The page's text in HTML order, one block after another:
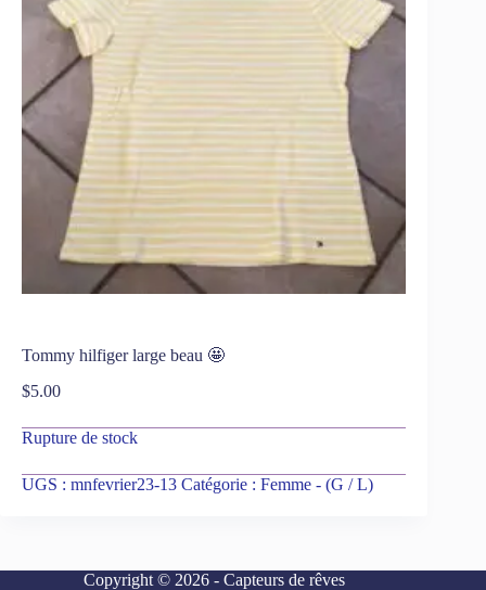
Tommy hilfiger large beau 🤩
$5.00
Rupture de stock
UGS : mnfevrier23-13 Catégorie : Femme - (G / L)
Copyright © 2026 - Capteurs de rêves